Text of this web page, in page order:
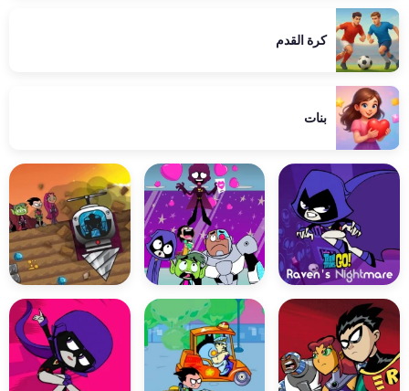
كرة القدم
بنات